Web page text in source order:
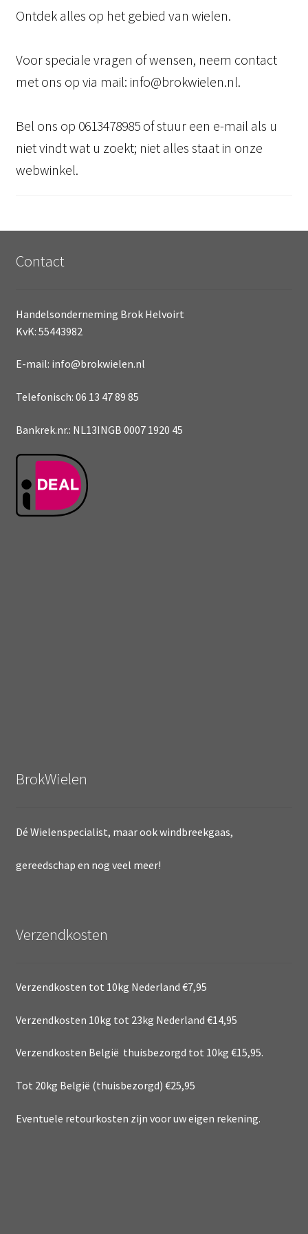
Ontdek alles op het gebied van wielen.
Voor speciale vragen of wensen, neem contact
met ons op via mail: info@brokwielen.nl.
Bel ons op 0613478985 of stuur een e-mail als u
niet vindt wat u zoekt; niet alles staat in onze
webwinkel.
Contact
Handelsonderneming Brok Helvoirt
KvK: 55443982
E-mail: info@brokwielen.nl
Telefonisch: 06 13 47 89 85
Bankrek.nr.: NL13INGB 0007 1920 45
BrokWielen
Dé Wielenspecialist, maar ook windbreekgaas,
gereedschap en nog veel meer!
Verzendkosten
Verzendkosten tot 10kg Nederland €7,95
Verzendkosten 10kg tot 23kg Nederland €14,95
Verzendkosten België thuisbezorgd tot 10kg €15,95.
Tot 20kg België (thuisbezorgd) €25,95
Eventuele retourkosten zijn voor uw eigen rekening.